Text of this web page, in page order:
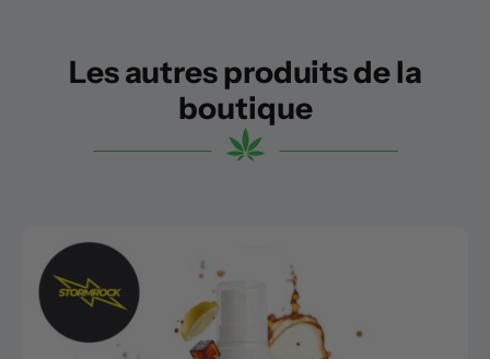
Les autres produits de la
boutique